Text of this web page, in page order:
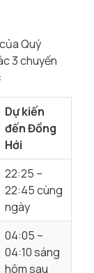
Quý
3 chuyến
Dự kiến
đến Đồng
Hới
22:25 –
22:45 cùng
ngày
04:05 –
04:10 sáng
hôm sau